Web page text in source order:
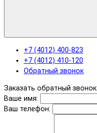
+7 (4012) 400-823
+7 (4012) 410-120
Обратный звонок
Заказать обратный звонок
Ваше имя:
Ваш телефон: